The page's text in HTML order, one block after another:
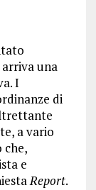
una
I
di
a vario
che,
e
Report.